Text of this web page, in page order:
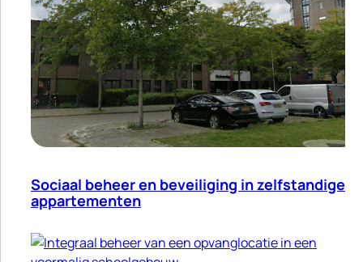
Sociaal beheer en beveiliging in zelfstandige
appartementen